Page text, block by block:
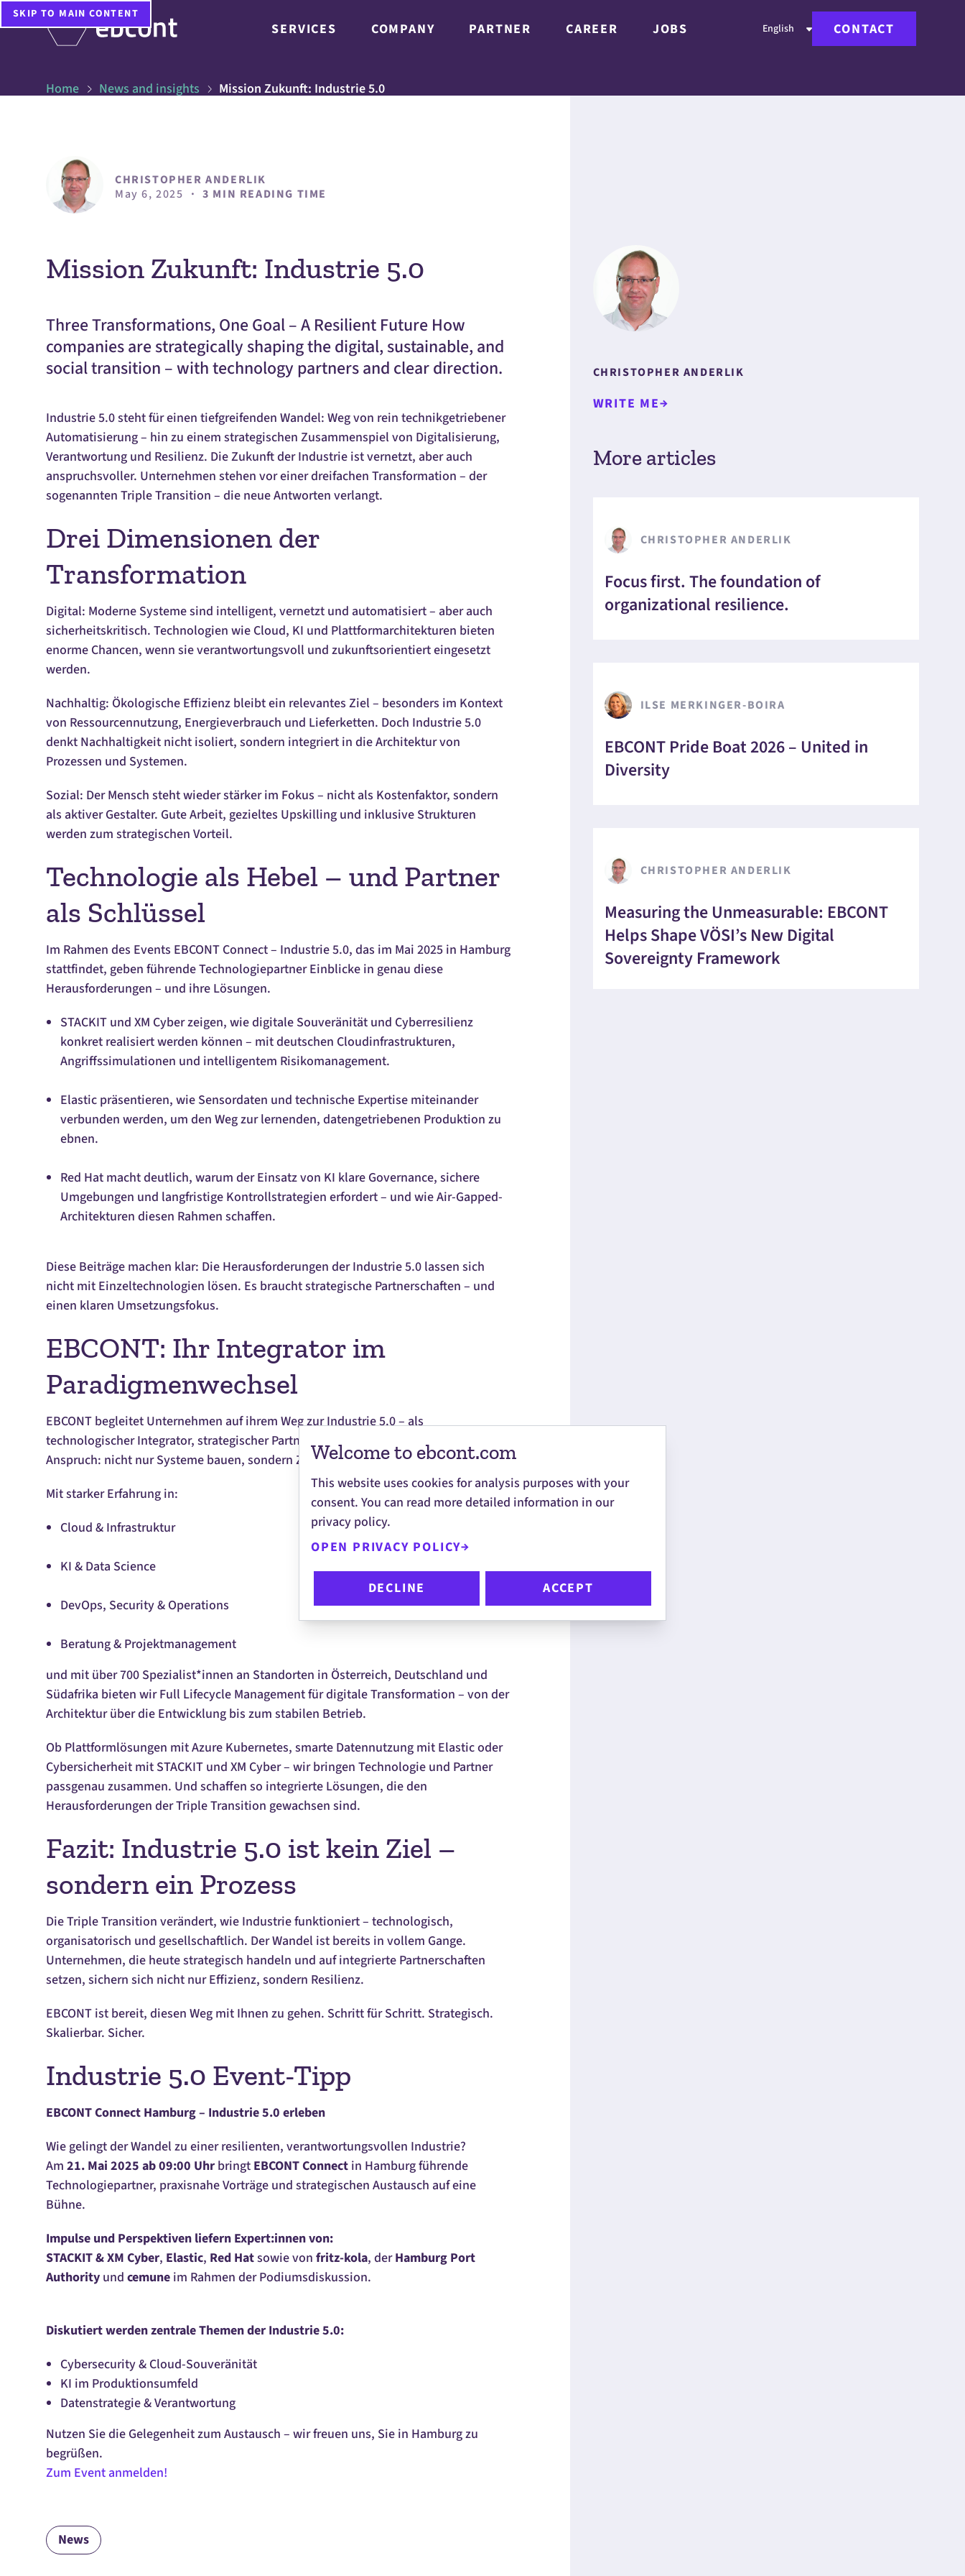
SKIP TO MAIN CONTENT
Welcome to ebcont.com
This website uses cookies for analysis purposes with your
consent. You can read more detailed information in our
privacy policy.
OPEN PRIVACY POLICY
DECLINE ACCEPT
SERVICES COMPANY PARTNER CAREER JOBS CONTACT
Home News and insights Mission Zukunft: Industrie 5.0
CHRISTOPHER ANDERLIK
May 6, 2025 · 3 MIN READING TIME
Mission Zukunft: Industrie 5.0
Three Transformations, One Goal – A Resilient Future How
companies are strategically shaping the digital, sustainable, and
social transition – with technology partners and clear direction.
Industrie 5.0 steht für einen tiefgreifenden Wandel: Weg von rein technikgetriebener
Automatisierung – hin zu einem strategischen Zusammenspiel von Digitalisierung,
Verantwortung und Resilienz. Die Zukunft der Industrie ist vernetzt, aber auch
anspruchsvoller. Unternehmen stehen vor einer dreifachen Transformation – der
sogenannten Triple Transition – die neue Antworten verlangt.
Drei Dimensionen der
Transformation
Digital: Moderne Systeme sind intelligent, vernetzt und automatisiert – aber auch
sicherheitskritisch. Technologien wie Cloud, KI und Plattformarchitekturen bieten
enorme Chancen, wenn sie verantwortungsvoll und zukunftsorientiert eingesetzt
werden.
Nachhaltig: Ökologische Effizienz bleibt ein relevantes Ziel – besonders im Kontext
von Ressourcennutzung, Energieverbrauch und Lieferketten. Doch Industrie 5.0
denkt Nachhaltigkeit nicht isoliert, sondern integriert in die Architektur von
Prozessen und Systemen.
Sozial: Der Mensch steht wieder stärker im Fokus – nicht als Kostenfaktor, sondern
als aktiver Gestalter. Gute Arbeit, gezieltes Upskilling und inklusive Strukturen
werden zum strategischen Vorteil.
Technologie als Hebel – und Partner
als Schlüssel
Im Rahmen des Events EBCONT Connect – Industrie 5.0, das im Mai 2025 in Hamburg
stattfindet, geben führende Technologiepartner Einblicke in genau diese
Herausforderungen – und ihre Lösungen.
STACKIT und XM Cyber zeigen, wie digitale Souveränität und Cyberresilienz
konkret realisiert werden können – mit deutschen Cloudinfrastrukturen,
Angriffssimulationen und intelligentem Risikomanagement.
Elastic präsentieren, wie Sensordaten und technische Expertise miteinander
verbunden werden, um den Weg zur lernenden, datengetriebenen Produktion zu
ebnen.
Red Hat macht deutlich, warum der Einsatz von KI klare Governance, sichere
Umgebungen und langfristige Kontrollstrategien erfordert – und wieAir-Gapped-
Architekturen diesen Rahmen schaffen.
Diese Beiträge machen klar: Die Herausforderungen der Industrie 5.0 lassen sich
nicht mit Einzeltechnologien lösen. Es braucht strategische Partnerschaften – und
einen klaren Umsetzungsfokus.
EBCONT: Ihr Integrator im
Paradigmenwechsel
EBCONT begleitet Unternehmen auf ihrem Weg zur Industrie 5.0 – als
technologischer Integrator, strategischer Partner und Umsetzungsexperte. Unser
Anspruch: nicht nur Systeme bauen, sondern Zukunft ermöglichen.
Mit starker Erfahrung in:
Cloud & Infrastruktur
KI & Data Science
DevOps, Security & Operations
Beratung & Projektmanagement
und mit über 700 Spezialist*innen an Standorten in Österreich, Deutschland und
Südafrika bieten wirFull Lifecycle Managementfür digitale Transformation – von der
Architektur über die Entwicklung bis zum stabilen Betrieb.
Ob Plattformlösungen mit Azure Kubernetes, smarte Datennutzung mit Elastic oder
Cybersicherheit mit STACKIT und XM Cyber – wir bringen Technologie und Partner
passgenau zusammen. Und schaffen so integrierte Lösungen, die den
Herausforderungen derTriple Transition gewachsen sind.
Fazit: Industrie 5.0 ist kein Ziel –
sondern ein Prozess
DieTriple Transition verändert, wie Industrie funktioniert – technologisch,
organisatorisch und gesellschaftlich. Der Wandel ist bereits in vollem Gange.
Unternehmen, die heute strategisch handeln und auf integrierte Partnerschaften
setzen, sichern sich nicht nur Effizienz, sondern Resilienz.
EBCONT ist bereit, diesen Weg mit Ihnen zu gehen. Schritt für Schritt. Strategisch.
Skalierbar. Sicher.
Industrie 5.0 Event-Tipp
EBCONT Connect Hamburg – Industrie 5.0 erleben
Wie gelingt der Wandel zu einer resilienten, verantwortungsvollen Industrie?
Am 21. Mai 2025 ab 09:00 Uhr bringt EBCONT Connect in Hamburg führende
Technologiepartner, praxisnahe Vorträge und strategischen Austausch auf eine
Bühne.
Impulse und Perspektiven liefern Expert:innen von:
STACKIT & XM Cyber, Elastic, Red Hatsowie von fritz-kola, derHamburg Port
Authority und cemune im Rahmen der Podiumsdiskussion.
Diskutiert werden zentrale Themen der Industrie 5.0:
Cybersecurity & Cloud-Souveränität
KI im Produktionsumfeld
Datenstrategie & Verantwortung
Nutzen Sie die Gelegenheit zum Austausch – wir freuen uns, Sie in Hamburg zu
begrüßen.
Zum Event anmelden!
News
CHRISTOPHER ANDERLIK
WRITE ME
More articles
CHRISTOPHER ANDERLIK
Focus first. The foundation of
organizational resilience.
ILSE MERKINGER-BOIRA
EBCONT Pride Boat 2026 – United in
Diversity
CHRISTOPHER ANDERLIK
Measuring the Unmeasurable: EBCONT
Helps Shape VÖSI’s New Digital
Sovereignty Framework